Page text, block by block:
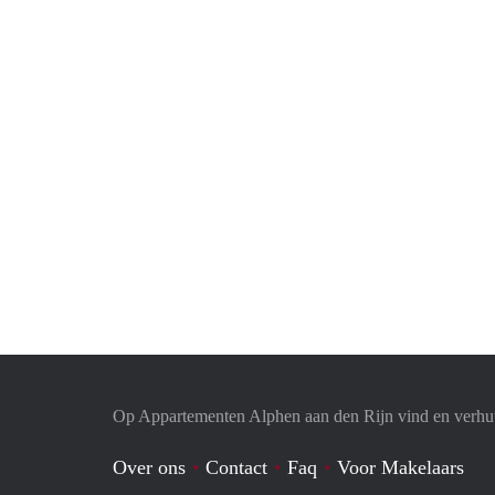
Op Appartementen Alphen aan den Rijn vind en
Over ons Contact Faq Voor Makelaars